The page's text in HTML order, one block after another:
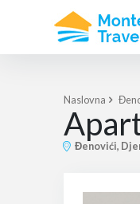
Naslovna
Đenovići,